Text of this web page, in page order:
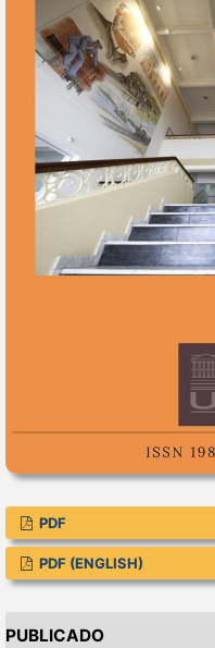
PDF
PDF (ENGLISH)
PUBLICADO